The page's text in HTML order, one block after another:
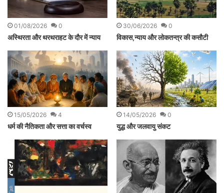
01/08/2026 0
अस्थिरता और थरथराहट के दौर में न्याय
30/06/2026 0
विकास,न्याय और लोकतन्त्र की कसौटी
15/05/2026 4
धर्म की नैतिकता और सत्ता का वर्चस्व
14/05/2026 0
युद्ध और जलवायु संकट